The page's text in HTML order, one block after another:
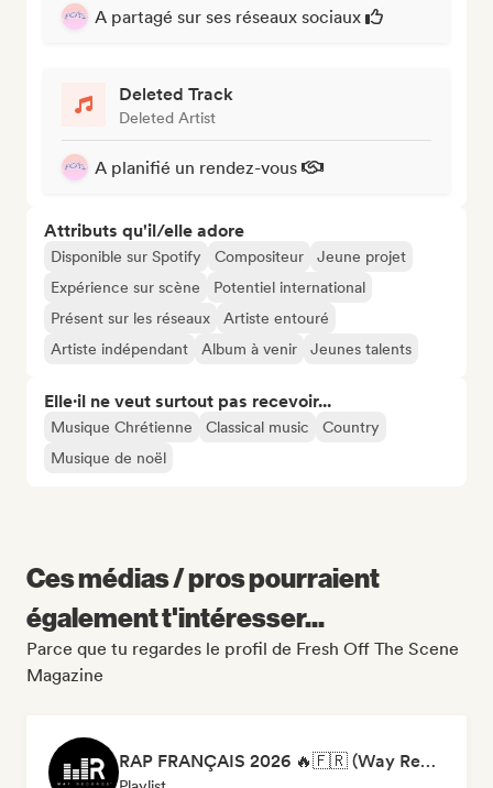
A partagé sur ses réseaux sociaux
Deleted Track
Deleted Artist
A planifié un rendez-vous
Attributs qu'il/elle adore
Disponible sur Spotify Compositeur
Jeune projet
Expérience sur scène
Potentiel international
Présent sur les réseaux
Artiste entouré
Artiste indépendant
Album à venir Jeunes talents
Elle·il ne veut surtout pas recevoir...
Musique Chrétienne Classical music
Country
Musique de noël
Ces médias / pros pourraient
également t'intéresser...
Parce que tu regardes le profil de Fresh Off The Scene
Magazine
RAP FRANÇAIS 2026 🔥🇫🇷 (Way Records)